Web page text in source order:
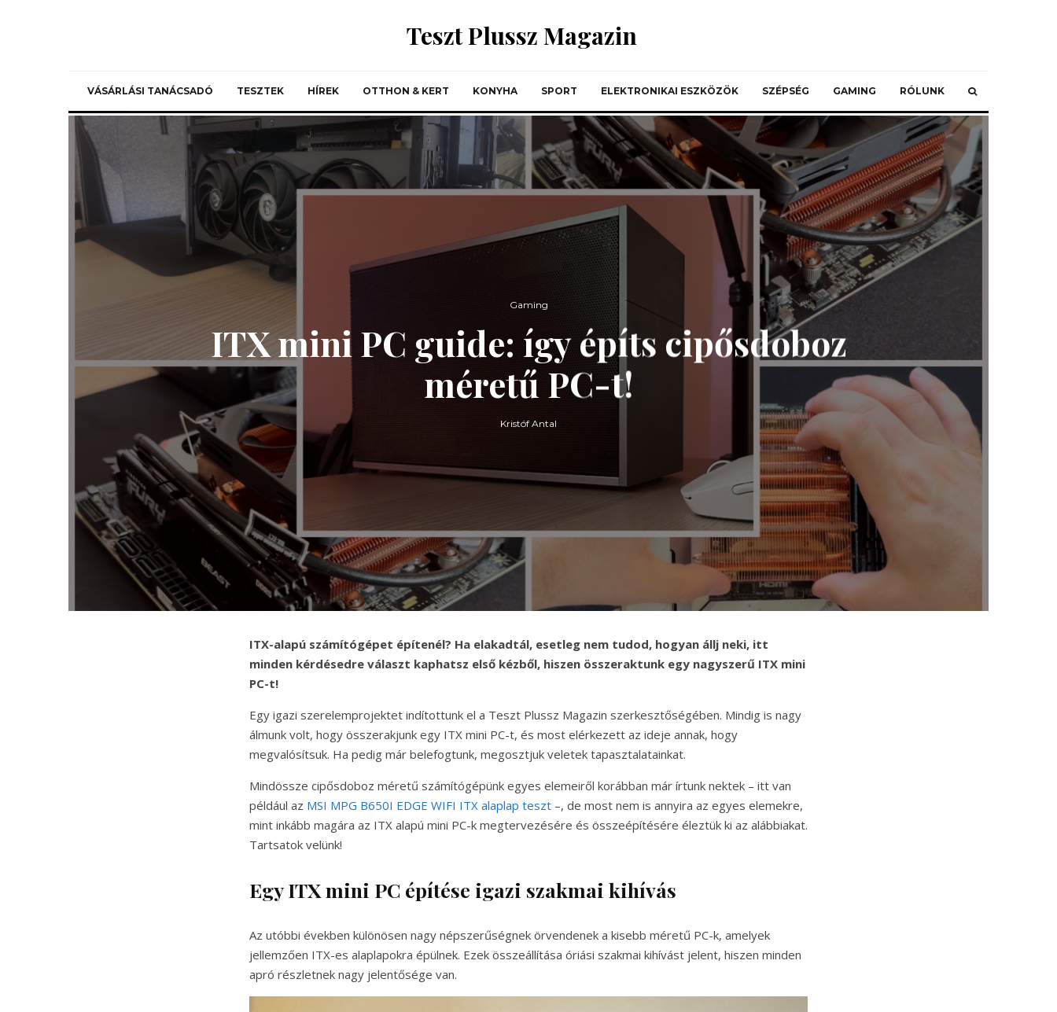
Teszt Plussz Magazin
VÁSÁRLÁSI TANÁCSADÓ TESZTEK HÍREK OTTHON & KERT KONYHA SPORT ELEKTRONIKAI ESZKÖZÖK SZÉPSÉG GAMING RÓLUNK
Gaming
ITX mini PC guide: így építs cipősdoboz
méretű PC-t!
Kristóf Antal
ITX-alapú számítógépet építenél? Ha elakadtál, esetleg nem tudod, hogyan állj neki, itt
minden kérdésedre választ kaphatsz első kézből, hiszen összeraktunk egy nagyszerű ITX mini
PC-t!
Egy igazi szerelemprojektet indítottunk el a Teszt Plussz Magazin szerkesztőségében. Mindig is nagy
álmunk volt, hogy összerakjunk egy ITX mini PC-t, és most elérkezett az ideje annak, hogy
megvalósítsuk. Ha pedig már belefogtunk, megosztjuk veletek tapasztalatainkat.
Mindössze cipősdoboz méretű számítógépünk egyes elemeiről korábban már írtunk nektek – itt van
például az MSI MPG B650I EDGE WIFI ITX alaplap teszt –, de most nem is annyira az egyes elemekre,
mint inkább magára az ITX alapú mini PC-k megtervezésére és összeépítésére éleztük ki az alábbiakat.
Tartsatok velünk!
Egy ITX mini PC építése igazi szakmai kihívás
Az utóbbi években különösen nagy népszerűségnek örvendenek a kisebb méretű PC-k, amelyek
jellemzően ITX-es alaplapokra épülnek. Ezek összeállítása óriási szakmai kihívást jelent, hiszen minden
apró részletnek nagy jelentősége van.